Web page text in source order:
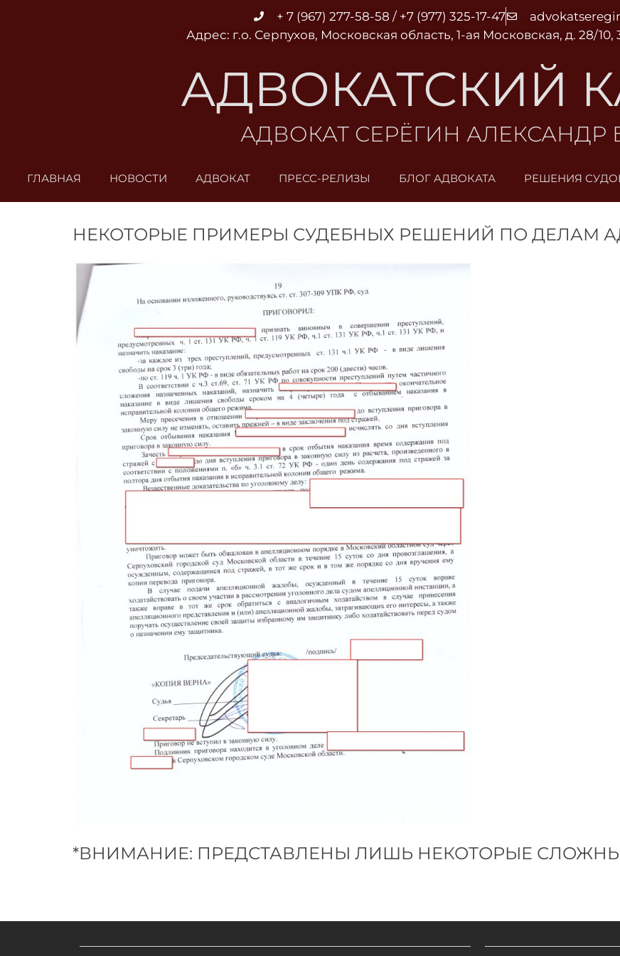
+ 7 (967) 277-58-58 / +7 (977) 325-17-47
Адрес: г.о. Серпухов, Московская область, 1-ая Московская, д. 28/10,
АДВОКАТСКИЙ
АДВОКАТ СЕРЁГИН АЛЕКСАНДР
ГЛАВНАЯ НОВОСТИ АДВОКАТ ПРЕСС-РЕЛИЗЫ БЛОГ АДВОКАТА РЕШЕНИЯ
НЕКОТОРЫЕ ПРИМЕРЫ СУДЕБНЫХ РЕШЕНИЙ ПО ДЕЛАМ
*ВНИМАНИЕ: ПРЕДСТАВЛЕНЫ ЛИШЬ НЕКОТОРЫЕ